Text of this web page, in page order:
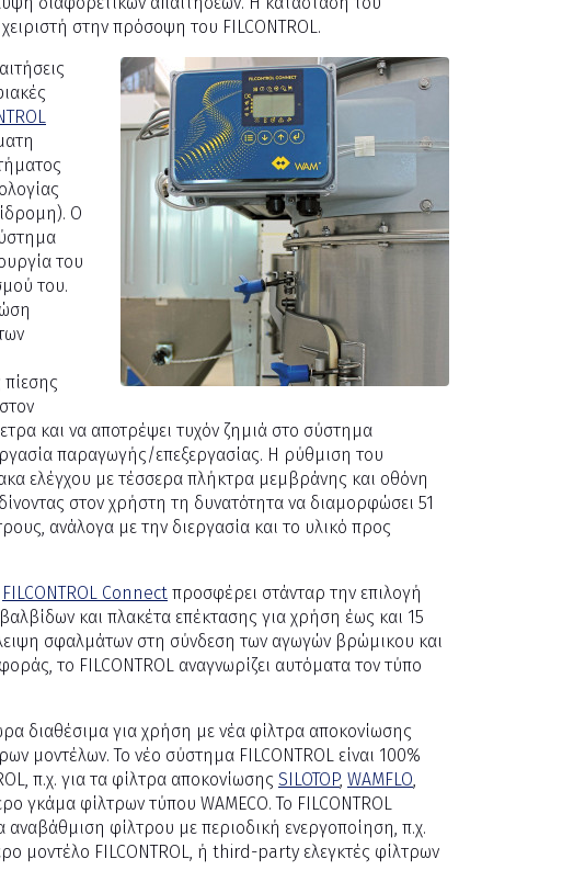
στην πρόσοψη του FILCONTROL.
Ο
του
του.
και να αποτρέψει τυχόν ζημιά στο σύστημα
παραγωγής/επεξεργασίας. Η ρύθμιση του
ελέγχου με τέσσερα πλήκτρα μεμβράνης και οθόνη
στον χρήστη τη δυνατότητα να διαμορφώσει 51
ανάλογα με την διεργασία και το υλικό προς
FILCONTROL Connect προσφέρει στάνταρ την επιλογή
και πλακέτα επέκτασης για χρήση έως και 15
σφαλμάτων στη σύνδεση των αγωγών βρώμικου και
το FILCONTROL αναγνωρίζει αυτόματα τον τύπο
διαθέσιμα για χρήση με νέα φίλτρα αποκονίωσης
μοντέλων. Το νέο σύστημα FILCONTROL είναι 100%
π.χ. για τα φίλτρα αποκονίωσης SILOTOP, WAMFLO,
γκάμα φίλτρων τύπου WAMECO. Το FILCONTROL
φίλτρου με περιοδική ενεργοποίηση, π.χ.
μοντέλο FILCONTROL, ή third-party ελεγκτές φίλτρων